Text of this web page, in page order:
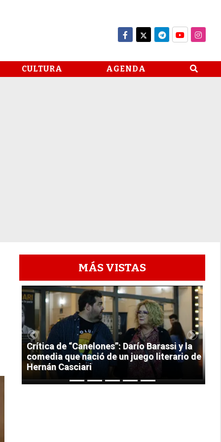
CULTURA AGENDA
MÁS VISTAS
1
Crítica de “Canelones”: Darío Barassi y la
comedia que nació de un juego literario de
Hernán Casciari
Previous Next